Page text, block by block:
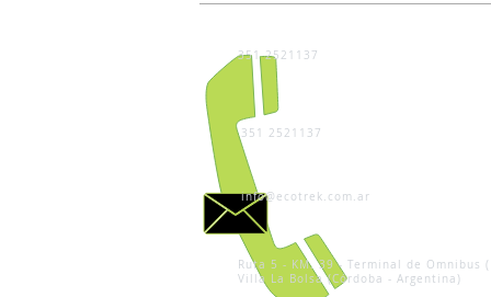
351 2521137
351 2521137
info@ecotrek.com.ar
Ruta 5 - KM. 39 - Terminal de Omnibus
Villa La Bolsa (Córdoba - Argentina)